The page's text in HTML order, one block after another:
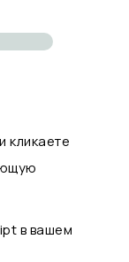
кликаете
в вашем